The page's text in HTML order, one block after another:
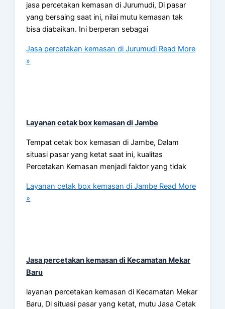
jasa percetakan kemasan di Jurumudi, Di pasar
yang bersaing saat ini, nilai mutu kemasan tak
bisa diabaikan. Ini berperan sebagai
Jasa percetakan kemasan di Jurumudi Read More
»
Layanan cetak box kemasan di Jambe
Tempat cetak box kemasan di Jambe, Dalam
situasi pasar yang ketat saat ini, kualitas
Percetakan Kemasan menjadi faktor yang tidak
Layanan cetak box kemasan di Jambe Read More
»
Jasa percetakan kemasan di Kecamatan Mekar
Baru
layanan percetakan kemasan di Kecamatan Mekar
Baru, Di situasi pasar yang ketat, mutu Jasa Cetak